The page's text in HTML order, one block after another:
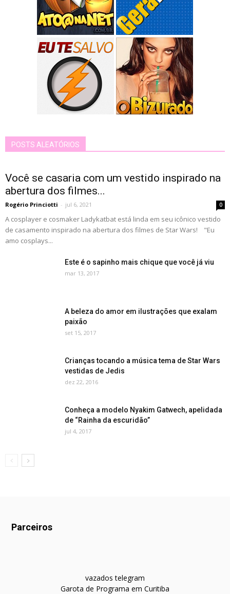
POSTS ALEATÓRIOS
Você se casaria com um vestido inspirado na
abertura dos filmes...
Rogério Princiotti - jul 6, 2021 0
A cosplayer e cosmaker Ladykatbat está linda em seu icônico vestido
de casamento inspirado na abertura dos filmes de Star Wars! "Eu
amo cosplays...
Este é o sapinho mais chique que você já viu
mar 13, 2017
A beleza do amor em ilustrações que exalam
paixão
set 15, 2017
Crianças tocando a música tema de Star Wars
vestidas de Jedis
dez 22, 2016
Conheça a modelo Nyakim Gatwech, apelidada
de “Rainha da escuridão”
jul 4, 2017
Parceiros
vazados telegram
Garota de Programa em Curitiba